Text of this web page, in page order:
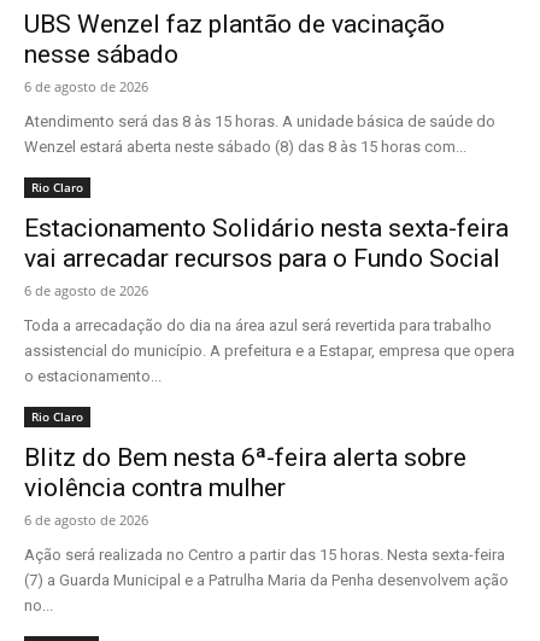
UBS Wenzel faz plantão de vacinação
nesse sábado
6 de agosto de 2026
Atendimento será das 8 às 15 horas. A unidade básica de saúde do
Wenzel estará aberta neste sábado (8) das 8 às 15 horas com...
Rio Claro
Estacionamento Solidário nesta sexta-feira
vai arrecadar recursos para o Fundo Social
6 de agosto de 2026
Toda a arrecadação do dia na área azul será revertida para trabalho
assistencial do município. A prefeitura e a Estapar, empresa que opera
o estacionamento...
Rio Claro
Blitz do Bem nesta 6ª-feira alerta sobre
violência contra mulher
6 de agosto de 2026
Ação será realizada no Centro a partir das 15 horas. Nesta sexta-feira
(7) a Guarda Municipal e a Patrulha Maria da Penha desenvolvem ação
no...